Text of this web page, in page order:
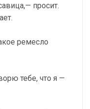
просит.
ремесло
тебе, что я —